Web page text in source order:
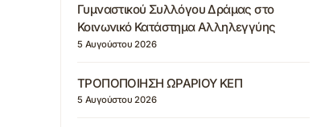
Γυμναστικού Συλλόγου Δράμας στο
Κοινωνικό Κατάστημα Αλληλεγγύης
5 Αυγούστου 2026
ΤΡΟΠΟΠΟΙΗΣΗ ΩΡΑΡΙΟΥ ΚΕΠ
5 Αυγούστου 2026